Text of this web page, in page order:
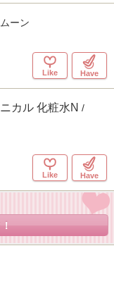
ーン
Like Have
カル 化粧水N /
Like Have